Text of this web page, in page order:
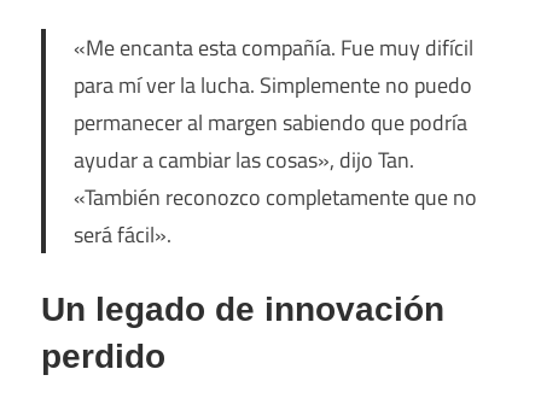
«Me encanta esta compañía. Fue muy difícil
para mí ver la lucha. Simplemente no puedo
permanecer al margen sabiendo que podría
ayudar a cambiar las cosas», dijo Tan.
«También reconozco completamente que no
será fácil».
Un legado de innovación
perdido